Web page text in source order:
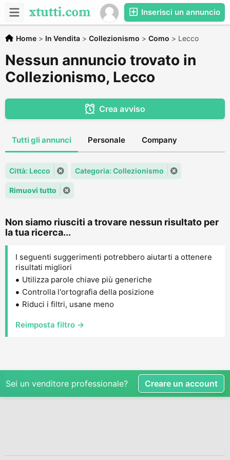
Inserisci un annuncio
Home > In Vendita > Collezionismo > Como > Lecco
Nessun annuncio trovato in
Collezionismo, Lecco
Crea avviso
Tutti gli annunci Personale Company
Città: Lecco Categoria: Collezionismo
Rimuovi tutto
Non siamo riusciti a trovare nessun risultato per
la tua ricerca...
I seguenti suggerimenti potrebbero aiutarti a ottenere
risultati migliori
Utilizza parole chiave più generiche
Controlla l'ortografia della posizione
Riduci i filtri, usane meno
Reimposta filtro →
Sei un venditore professionale? Creare un account